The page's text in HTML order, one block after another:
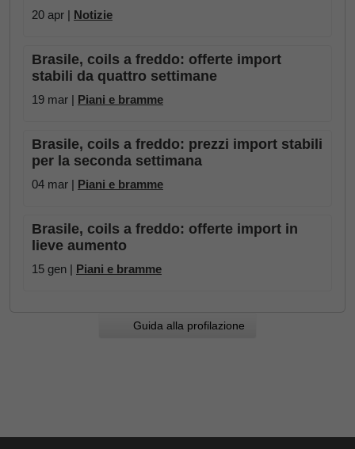
20 apr | Notizie
Brasile, coils a freddo: offerte import
stabili da quattro settimane
19 mar | Piani e bramme
Brasile, coils a freddo: prezzi import stabili
per la seconda settimana
04 mar | Piani e bramme
Brasile, coils a freddo: offerte import in
lieve aumento
15 gen | Piani e bramme
Guida alla profilazione